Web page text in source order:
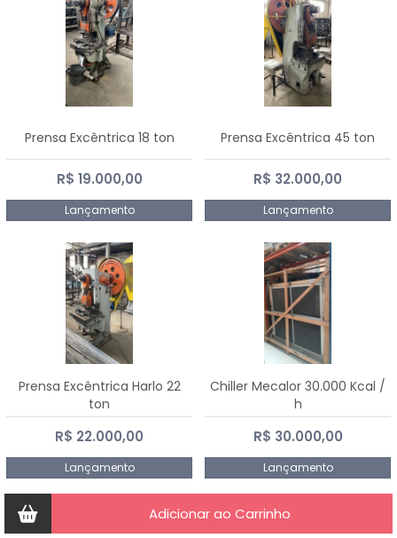
Prensa Excêntrica 18 ton
R$ 19.000,00
Lançamento
Prensa Excêntrica 45 ton
R$ 32.000,00
Lançamento
Prensa Excêntrica Harlo 22
ton
R$ 22.000,00
Lançamento
Chiller Mecalor 30.000 Kcal /
h
R$ 30.000,00
Lançamento
Adicionar ao Carrinho